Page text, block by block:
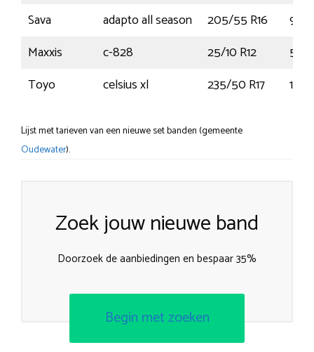
Sava
adapto all season 205/55 R16
91H
Maxxis
c-828 25/10 R12
50N
Toyo
celsius xl 235/50 R17
Lijst met tarieven van een nieuwe set banden (gemeente
Oudewater).
Zoek jouw nieuwe band
Doorzoek de aanbiedingen en bespaar 35%
Begin met zoeken